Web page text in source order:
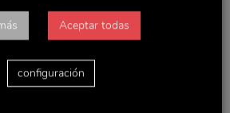
Aceptar todas
configuración